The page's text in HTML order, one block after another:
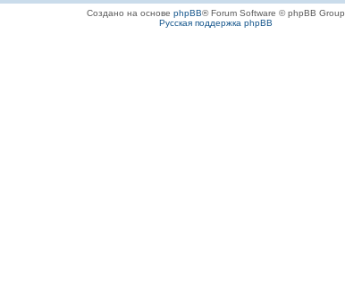
Создано на основе phpBB® Forum Software © phpBB Group
Русская поддержка phpBB